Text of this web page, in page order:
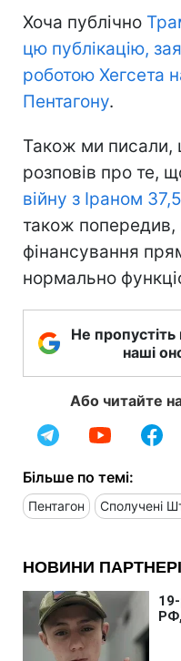
Хоча публічно
цю публікацію,
роботою Хегсета
Пентагону.
Також ми писали,
розповів про те,
війну з Іраном
також попередив,
фінансування
нормально
Не пропустіть
наші
Або читайте
Більше по темі:
Пентагон Сполучені